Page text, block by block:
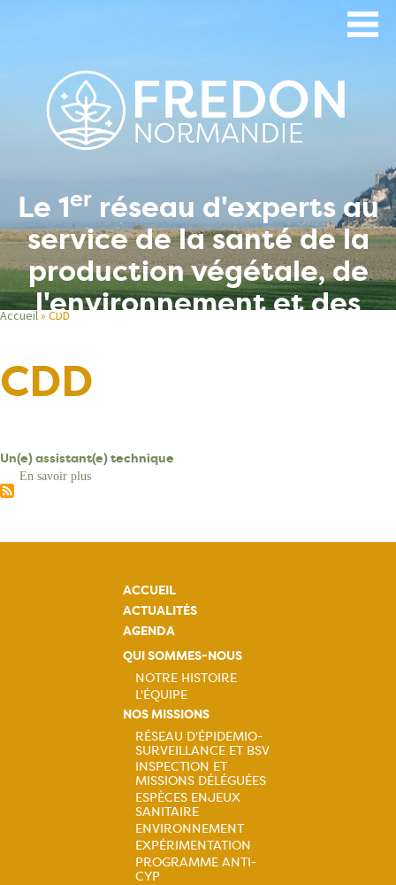
Le 1erréseau d'experts au
service de la santé de la
production végétale, de
l'environnement et des
d'Ariane
Accueil CDD
CDD
Un(e) assistant(e) technique
En savoir plus
ACCUEIL
ACTUALITÉS
AGENDA
QUI SOMMES-NOUS
Navigation
principale
NOTRE HISTOIRE
L'ÉQUIPE
NOS MISSIONS
Navigation
principale
RÉSEAU D'ÉPIDEMIO-
SURVEILLANCE ET BSV
INSPECTION ET
MISSIONS DÉLÉGUÉES
ESPÈCES ENJEUX
SANITAIRE
ENVIRONNEMENT
EXPÉRIMENTATION
PROGRAMME ANTI-
CYP